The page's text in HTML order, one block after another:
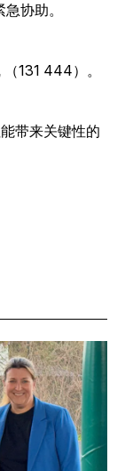
协助。
131 444）。
带来关键性的